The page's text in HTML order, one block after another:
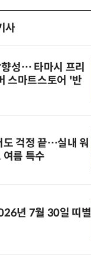
사
성… 타마시 프리
스마트스토어 '반
도 걱정 끝…실내 워
여름 특수
년 7월 30일 띠별